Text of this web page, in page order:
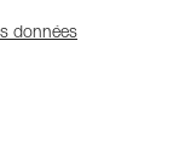
données